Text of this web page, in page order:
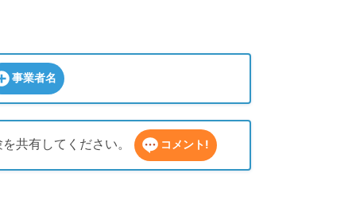
事業者名
共有してください。 コメント!